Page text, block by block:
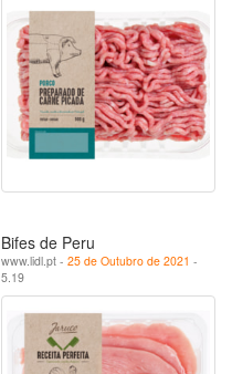
Bifes de Peru
www.lidl.pt - 25 de Outubro de 2021 -
5.19